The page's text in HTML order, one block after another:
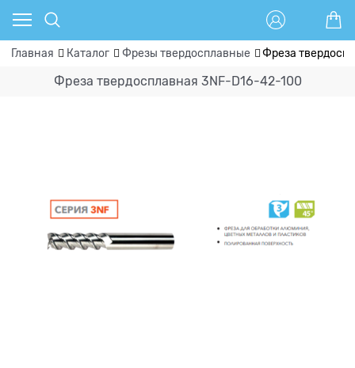
Главная Каталог Фрезы твердосплавные Фреза
Фреза твердосплавная 3NF-D16-42-100